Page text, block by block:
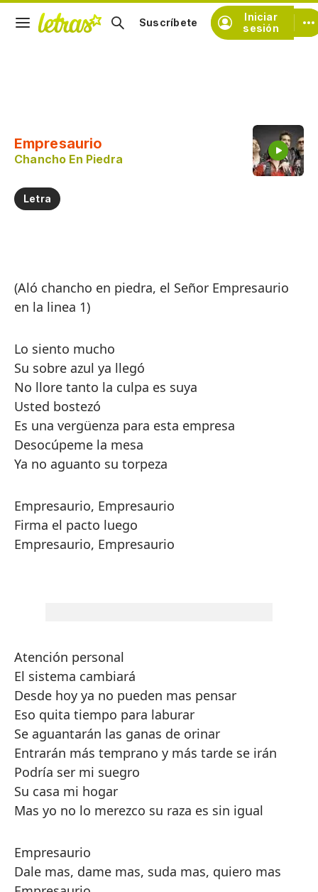
Iniciar
sesión
Suscríbete
Empresaurio
Chancho En Piedra
Letra
(Aló chancho en piedra, el Señor Empresaurio
en la linea 1)
Lo siento mucho
Su sobre azul ya llegó
No llore tanto la culpa es suya
Usted bostezó
Es una vergüenza para esta empresa
Desocúpeme la mesa
Ya no aguanto su torpeza
Empresaurio, Empresaurio
Firma el pacto luego
Empresaurio, Empresaurio
Atención personal
El sistema cambiará
Desde hoy ya no pueden mas pensar
Eso quita tiempo para laburar
Se aguantarán las ganas de orinar
Entrarán más temprano y más tarde se irán
Podría ser mi suegro
Su casa mi hogar
Mas yo no lo merezco su raza es sin igual
Empresaurio
Dale mas, dame mas, suda mas, quiero mas
Practicar la pronunciación de